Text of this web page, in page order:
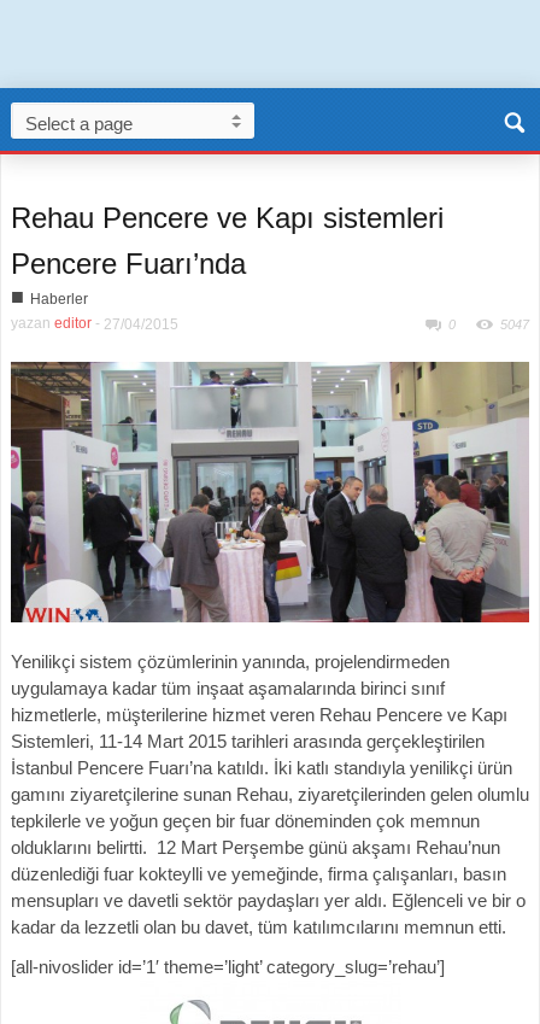
Rehau Pencere ve Kapı sistemleri
Pencere Fuarı’nda
■ Haberler
yazan editor - 27/04/2015 0 5047
Yenilikçi sistem çözümlerinin yanında, projelendirmeden
uygulamaya kadar tüm inşaat aşamalarında birinci sınıf
hizmetlerle, müşterilerine hizmet veren Rehau Pencere ve Kapı
Sistemleri, 11-14 Mart 2015 tarihleri arasında gerçekleştirilen
İstanbul Pencere Fuarı’na katıldı. İki katlı standıyla yenilikçi ürün
gamını ziyaretçilerine sunan Rehau, ziyaretçilerinden gelen olumlu
tepkilerle ve yoğun geçen bir fuar döneminden çok memnun
olduklarını belirtti. 12 Mart Perşembe günü akşamı Rehau’nun
düzenlediği fuar kokteylli ve yemeğinde, firma çalışanları, basın
mensupları ve davetli sektör paydaşları yer aldı. Eğlenceli ve bir o
kadar da lezzetli olan bu davet, tüm katılımcılarını memnun etti.
[all-nivoslider id=’1′ theme=’light’ category_slug=’rehau’]